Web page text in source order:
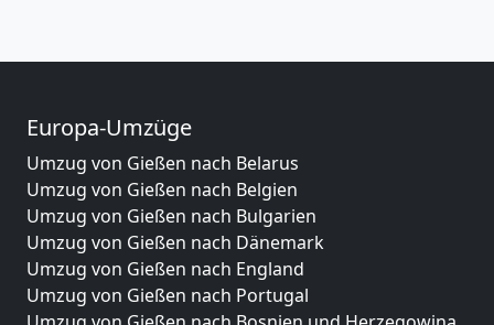
Europa-Umzüge
Umzug von Gießen nach Belarus
Umzug von Gießen nach Belgien
Umzug von Gießen nach Bulgarien
Umzug von Gießen nach Dänemark
Umzug von Gießen nach England
Umzug von Gießen nach Portugal